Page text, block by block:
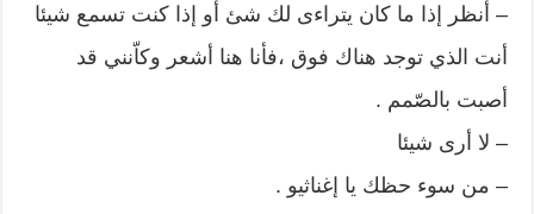
– أنظر إذا ما كان يتراءى لك شئ أو إذا كنت تسمع شيئا
أنت الذي توجد هناك فوق ،فأنا هنا أشعر وكاّنني قد
أصبت بالصّمم .
– لا أرى شيئا
– من سوء حظك يا إغناثيو .